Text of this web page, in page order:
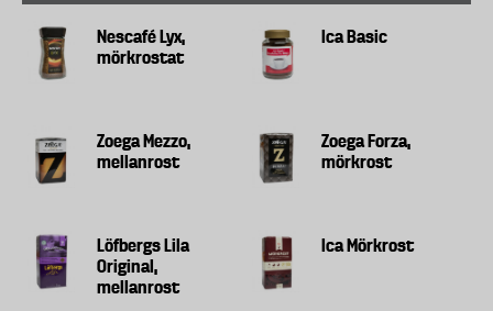
Nescafé Lyx,
mörkrostat
Ica Basic
Zoega Mezzo,
mellanrost
Zoega Forza,
mörkrost
Löfbergs Lila
Original,
mellanrost
Ica Mörkrost